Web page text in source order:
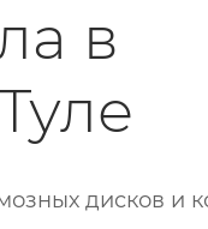
в
дисков и